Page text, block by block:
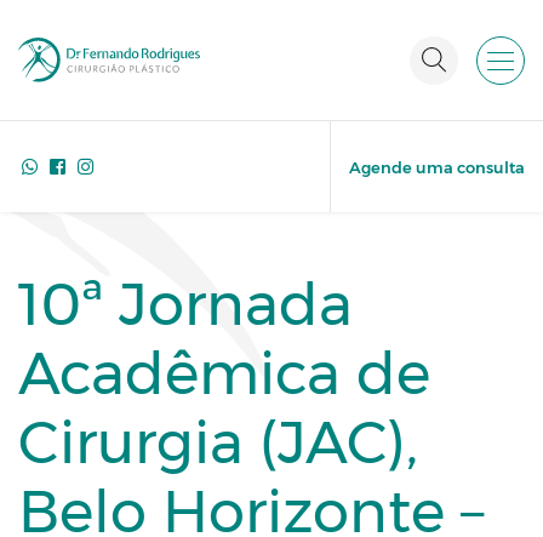
Agende uma consulta
10ª Jornada
Acadêmica de
Cirurgia (JAC),
Belo Horizonte –